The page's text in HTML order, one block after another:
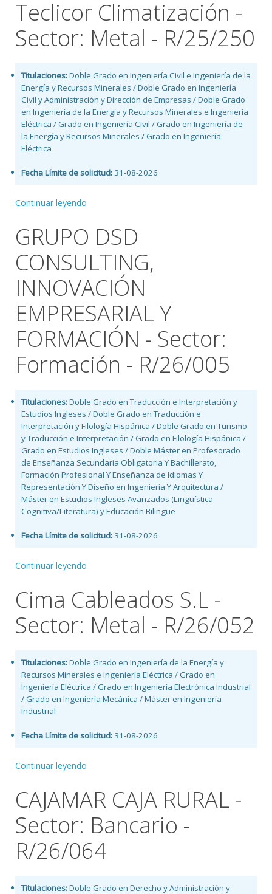
Teclicor Climatización -
Sector: Metal - R/25/250
Titulaciones:Doble Grado en Ingeniería Civil e Ingeniería de la
Energía y Recursos Minerales / Doble Grado en Ingeniería
Civil y Administración y Dirección de Empresas / Doble Grado
en Ingeniería de la Energía y Recursos Minerales e Ingeniería
Eléctrica / Grado en Ingeniería Civil / Grado en Ingeniería de
la Energía y Recursos Minerales / Grado en Ingeniería
Eléctrica
Fecha Límite de solicitud: 31-08-2026
Continuar leyendo
GRUPO DSD
CONSULTING,
INNOVACIÓN
EMPRESARIAL Y
FORMACIÓN - Sector:
Formación - R/26/005
Titulaciones:Doble Grado en Traducción e Interpretación y
Estudios Ingleses / Doble Grado en Traducción e
Interpretación y Filología Hispánica / Doble Grado en Turismo
y Traducción e Interpretación / Grado en Filología Hispánica /
Grado en Estudios Ingleses / Doble Máster en Profesorado
de Enseñanza Secundaria Obligatoria Y Bachillerato,
Formación Profesional Y Enseñanza de Idiomas Y
Representación Y Diseño en Ingeniería Y Arquitectura /
Máster en Estudios Ingleses Avanzados (Lingüística
Cognitiva/Literatura) y Educación Bilingüe
Fecha Límite de solicitud: 31-08-2026
Continuar leyendo
Cima Cableados S.L -
Sector: Metal - R/26/052
Titulaciones:Doble Grado en Ingeniería de la Energía y
Recursos Minerales e Ingeniería Eléctrica / Grado en
Ingeniería Eléctrica / Grado en Ingeniería Electrónica Industrial
/ Grado en Ingeniería Mecánica / Máster en Ingeniería
Industrial
Fecha Límite de solicitud: 31-08-2026
Continuar leyendo
CAJAMAR CAJA RURAL -
Sector: Bancario -
R/26/064
Titulaciones:Doble Grado en Derecho y Administración y